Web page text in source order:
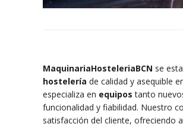
MaquinariaHosteleriaBCN se
hostelería de calidad y asequible
especializa en equipos tanto
funcionalidad y fiabilidad. Nuestro
satisfacción del cliente, ofreciendo